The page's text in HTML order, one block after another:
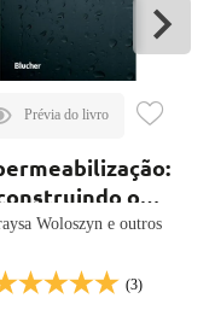
o
Woloszyn e outros
(3)